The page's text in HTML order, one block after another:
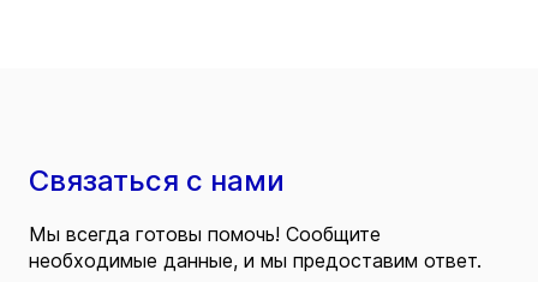
Связаться с нами
Мы всегда готовы помочь! Сообщите
необходимые данные, и мы предоставим ответ.